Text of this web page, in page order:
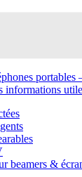
portables
informations
beamers &